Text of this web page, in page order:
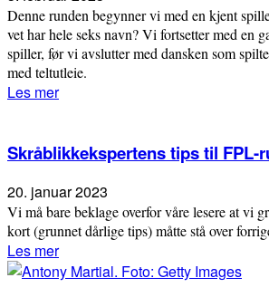
Denne runden begynner vi med en kjent
vet har hele seks navn? Vi fortsetter med en
spiller, før vi avslutter med dansken som
med teltutleie.
Les mer
Skråblikkekspertens tips til FPL-
20. januar 2023
Vi må bare beklage overfor våre lesere at vi
kort (grunnet dårlige tips) måtte stå over
Les mer